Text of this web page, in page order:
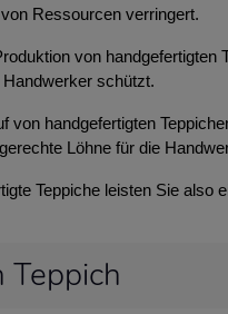
Ressourcen verringert.
von
schützt.
von handgefertigten
Löhne für die
Teppiche leisten Sie
Teppich